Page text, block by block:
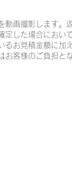
動画撮影します。
定した場合におい
るお見積金額に加
お客様のご負担と